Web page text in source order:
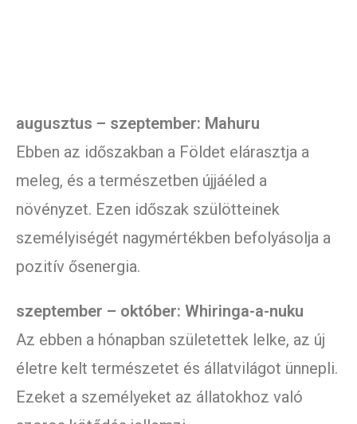
augusztus – szeptember: Mahuru
Ebben az időszakban a Földet elárasztja a
meleg, és a természetben újjáéled a
növényzet. Ezen időszak szülötteinek
személyiségét nagymértékben befolyásolja a
pozitív ősenergia.
szeptember – október: Whiringa-a-nuku
Az ebben a hónapban születettek lelke, az új
életre kelt természetet és állatvilágot ünnepli.
Ezeket a személyeket az állatokhoz való